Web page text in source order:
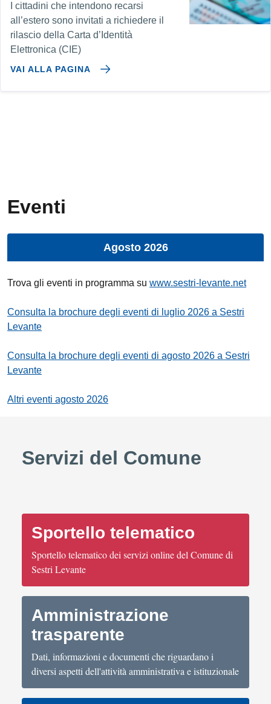
I cittadini che intendono recarsi
all’estero sono invitati a richiedere il
rilascio della Carta d’Identità
Elettronica (CIE)
VAI ALLA PAGINA
Eventi
Agosto 2026
Trova gli eventi in programma su www.sestri-levante.net
Consulta la brochure degli eventi di luglio 2026 a Sestri
Levante
Consulta la brochure degli eventi di agosto 2026 a Sestri
Levante
Altri eventi agosto 2026
Servizi del Comune
Sportello telematico
Sportello telematico dei servizi online del Comune di
Sestri Levante
Amministrazione
trasparente
Dati, informazioni e documenti che riguardano i
diversi aspetti dell'attività amministrativa e istituzionale